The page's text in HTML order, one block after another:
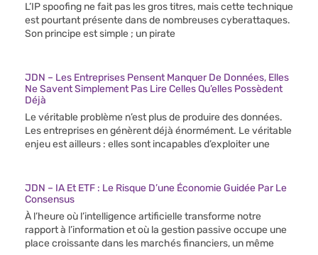
L’IP spoofing ne fait pas les gros titres, mais cette technique
est pourtant présente dans de nombreuses cyberattaques.
Son principe est simple ; un pirate
JDN – Les Entreprises Pensent Manquer De Données, Elles
Ne Savent Simplement Pas Lire Celles Qu’elles Possèdent
Déjà
Le véritable problème n’est plus de produire des données.
Les entreprises en génèrent déjà énormément. Le véritable
enjeu est ailleurs : elles sont incapables d’exploiter une
JDN – IA Et ETF : Le Risque D’une Économie Guidée Par Le
Consensus
À l’heure où l’intelligence artificielle transforme notre
rapport à l’information et où la gestion passive occupe une
place croissante dans les marchés financiers, un même